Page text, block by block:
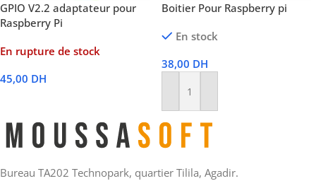
GPIO V2.2 adaptateur pour
Raspberry Pi
En rupture de stock
45,00 DH
Boitier Pour Raspberry pi
En stock
38,00 DH
Ajouter Au Panier
Bureau TA202 Technopark, quartier Tilila, Agadir.